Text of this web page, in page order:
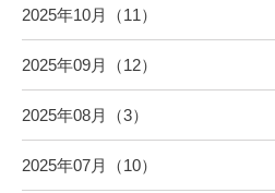
2025年10月（11）
2025年09月（12）
2025年08月（3）
2025年07月（10）